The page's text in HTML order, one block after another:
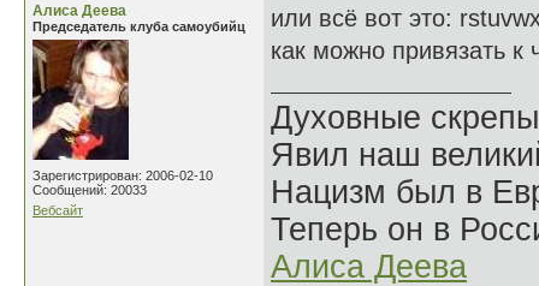
Алиса Деева
Председатель клуба самоубийц
Зарегистрирован: 2006-02-10
Сообщений: 20033
Вебсайт
или всё вот это:
как можно привязать к
Духовные
Явил наш
Нацизм был в
Теперь он в
Алиса Деева